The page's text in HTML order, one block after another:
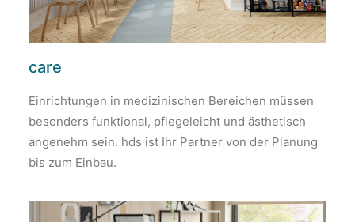
care
Einrichtungen in medizinischen Bereichen müssen
besonders funktional, pflegeleicht und ästhetisch
angenehm sein. hds ist Ihr Partner von der Planung
bis zum Einbau.